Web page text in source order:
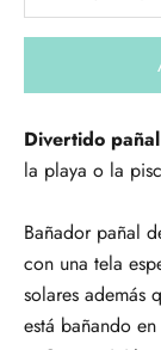
Divertido
la playa o la
Bañador pañal
con una tela
solares además
está bañando